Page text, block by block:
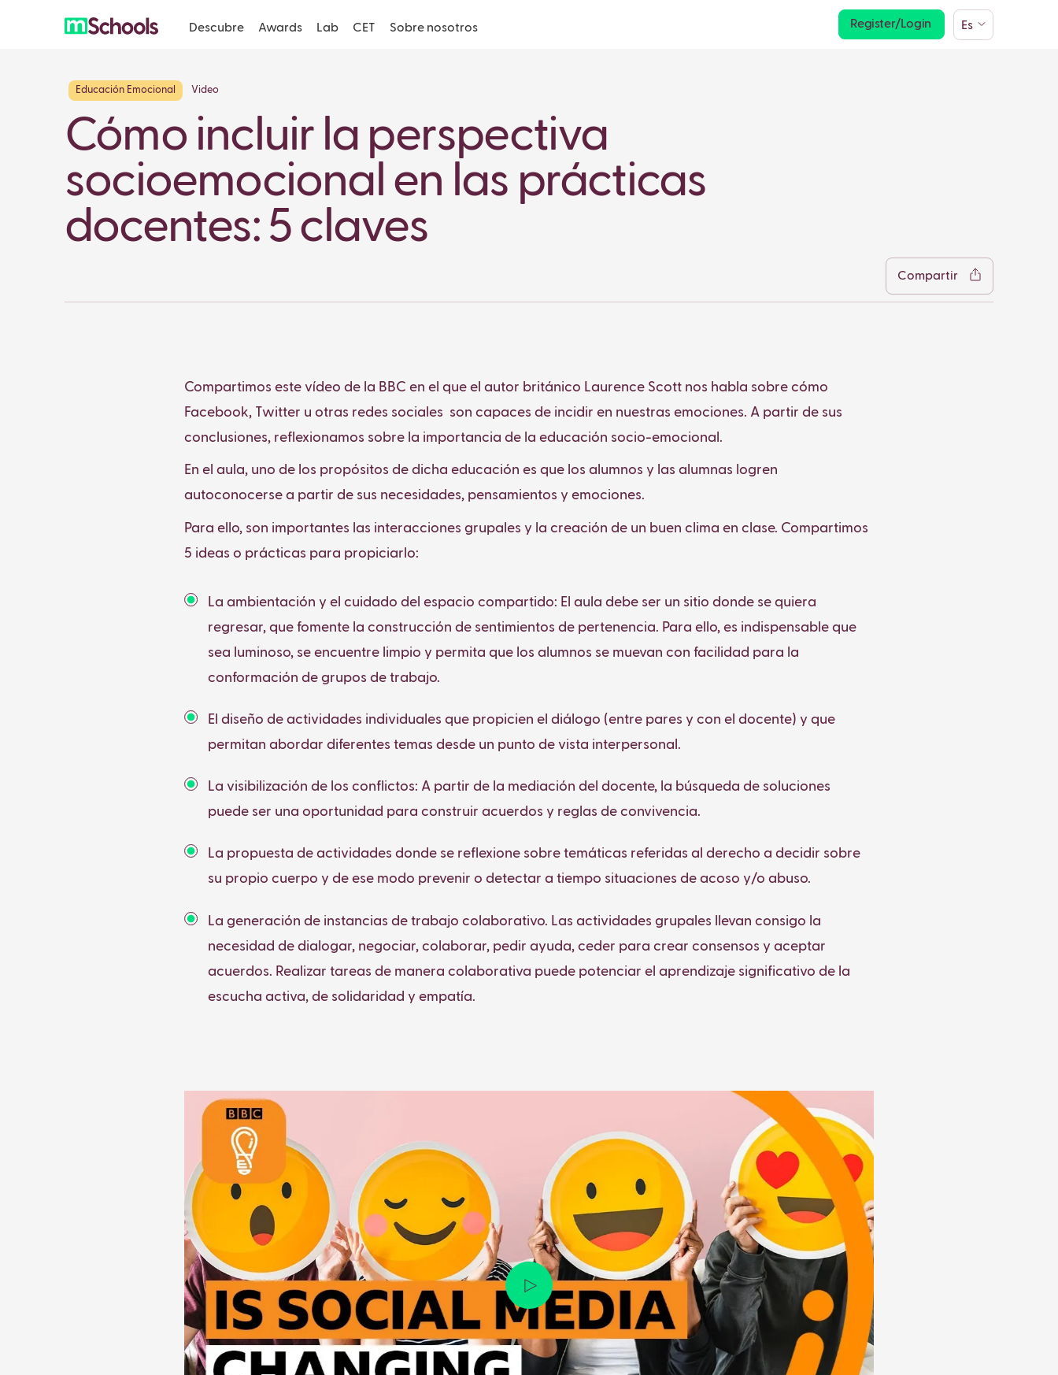
Descubre Awards Lab CET Sobre nosotros Register/Login Es
Educación Emocional Video
Cómo incluir la perspectiva
socioemocional en las prácticas
docentes: 5 claves
Compartir
Facebook
Compartimoseste vídeo de la BBC en el que el autor británico Laurence Scott nos habla sobre cómo
Facebook, Twitter u otras redes sociales son capaces de incidir en nuestras emociones. A partir de sus
conclusiones, reflexionamos sobre la importancia de la educación socio-emocional.
En el aula, uno de los propósitos de dicha educación es que los alumnos y las alumnas logren
autoconocerse a partir de sus necesidades, pensamientos y emociones.
Para ello, son importantes las interacciones grupales y la creación de un buen clima en clase. Compartimos
5 ideas o prácticas para propiciarlo:
La ambientación y el cuidado del espacio compartido: El aula debe ser un sitio donde se quiera
regresar, que fomente la construcción de sentimientos de pertenencia. Para ello, es indispensable que
sea luminoso, se encuentre limpio y permita que los alumnos se muevan con facilidad para la
conformación de grupos de trabajo.
El diseño de actividades individuales que propicien el diálogo (entre pares y con el docente) y que
permitan abordar diferentes temas desde un punto de vista interpersonal.
La visibilización de los conflictos: A partir de la mediación del docente, la búsqueda de soluciones
puede ser una oportunidad para construir acuerdos y reglas de convivencia.
La propuesta de actividades donde se reflexione sobre temáticas referidas al derecho a decidir sobre
su propio cuerpo y de ese modo prevenir o detectar a tiempo situaciones de acoso y/o abuso.
La generación de instancias de trabajo colaborativo. Las actividades grupales llevan consigo la
necesidad de dialogar, negociar, colaborar, pedir ayuda, ceder para crear consensos y aceptar
acuerdos. Realizar tareas de manera colaborativa puede potenciar el aprendizaje significativo de la
escucha activa, de solidaridad y empatía.